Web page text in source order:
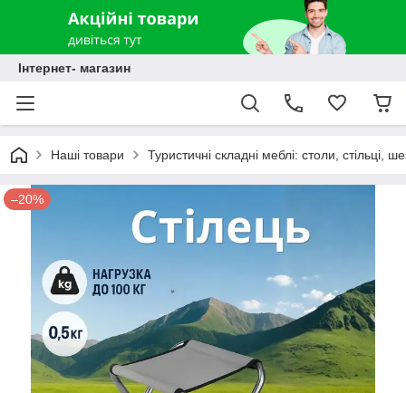
Інтернет- магазин
Наші товари Туристичні складні меблі: столи, стільці,
–20%